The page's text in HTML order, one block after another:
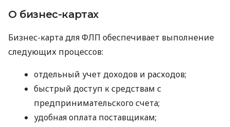
О бизнес-картах
Бизнес-карта для ФЛП обеспечивает выполнение
следующих процессов:
отдельный учет доходов и расходов;
быстрый доступ к средствам с
предпринимательского счета;
удобная оплата поставщикам;